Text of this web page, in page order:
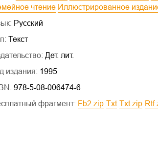
чтение
Иллюстрированное
Русский
Текст
Дет. лит.
издания: 1995
978-5-08-006474-6
фрагмент:
fb2.zip txt txt.zip